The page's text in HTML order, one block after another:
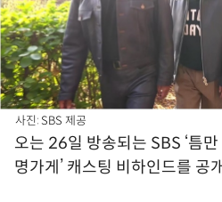
사진: SBS 제공
오는 26일 방송되는 SBS ‘틈만
명가게’ 캐스팅 비하인드를 공